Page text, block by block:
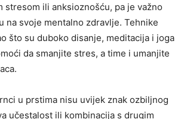
stresom ili anksioznošću, pa je važno
na svoje mentalno zdravlje. Tehnike
što su duboko disanje, meditacija i joga
da smanjite stres, a time i umanjite
u prstima nisu uvijek znak ozbiljnog
učestalost ili kombinacija s drugim